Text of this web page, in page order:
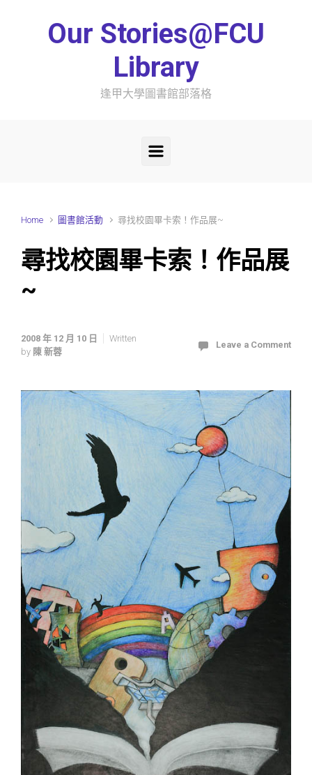
Our Stories@FCU
Library
逢甲大學圖書館部落格
Home 圖書館活動 尋找校園畢卡索！作品展~
尋找校園畢卡索！作品展
~
2008 年 12 月 10 日
Written
by 陳 新蓉
Leave a Comment